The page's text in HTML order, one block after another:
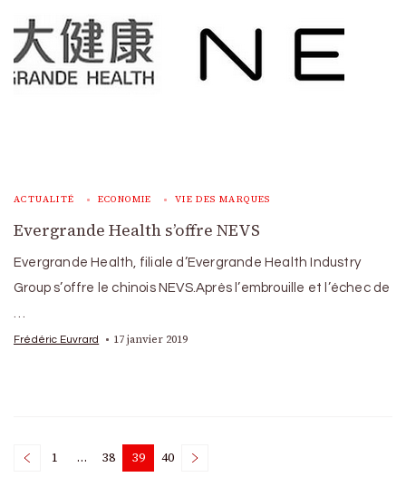
ACTUALITÉ ECONOMIE VIE DES MARQUES
Evergrande Health s’offre NEVS
Evergrande Health, filiale d’Evergrande Health Industry
Group s’offre le chinois NEVS.Après l’embrouille et l’échec de
Frédéric Euvrard 17 janvier 2019
Posts
Page
1 … Page
38 Page
39 Page
40